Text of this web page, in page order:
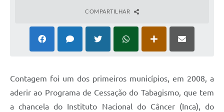
COMPARTILHAR
Contagem foi um dos primeiros municípios, em 2008, a
aderir ao Programa de Cessação do Tabagismo, que tem
a chancela do Instituto Nacional do Câncer (Inca), do